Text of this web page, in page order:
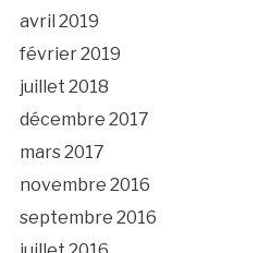
avril 2019
février 2019
juillet 2018
décembre 2017
mars 2017
novembre 2016
septembre 2016